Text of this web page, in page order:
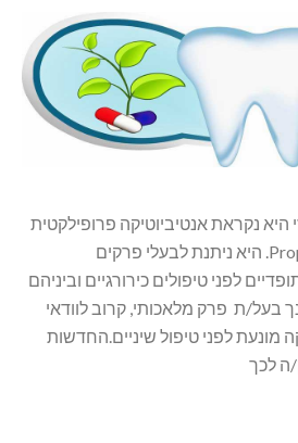
נקראת אנטיביוטיקה פרופילקטית
או פרופילקסיס Prophylaxis. היא ניתנת לבעלי פרקים
לפני טיפולים כירורגיים וביניהם
בעל/ת פרק מלאכותי, קרוב לוודאי
מונעת לפני טיפול שיניים.החדשות
ה לכך